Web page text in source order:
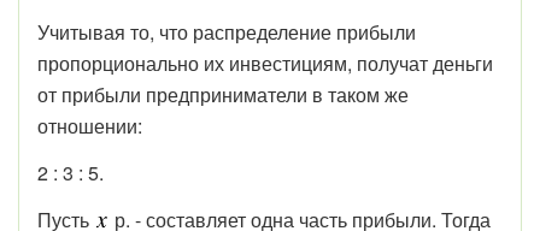
Учитывая то, что распределение прибыли
пропорционально их инвестициям, получат деньги
от прибыли предприниматели в таком же
отношении:
2 : 3 : 5.
Пусть
р. - составляет одна часть прибыли. Тогда